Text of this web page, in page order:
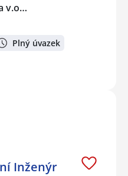
v.o…
Plný úvazek
Inženýr